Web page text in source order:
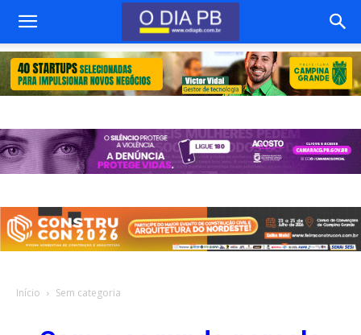
Início Sem categoria